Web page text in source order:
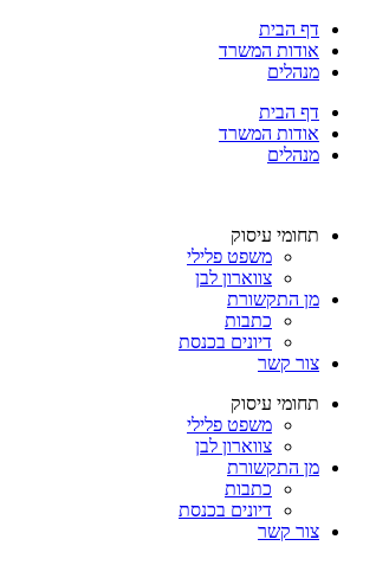
לתוכן
דף הבית
אודות המשרד
מנהלים
דף הבית
אודות המשרד
מנהלים
תחומי עיסוק
משפט פלילי
צווארון לבן
מן התקשורת
כתבות
דיונים בכנסת
צור קשר
תחומי עיסוק
משפט פלילי
צווארון לבן
מן התקשורת
כתבות
דיונים בכנסת
צור קשר